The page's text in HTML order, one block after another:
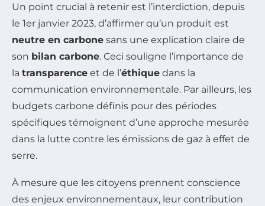
Un point crucial à retenir est l’interdiction, depuis
le 1er janvier 2023, d’affirmer qu’un produit est
neutre en carbone sans une explication claire de
son bilan carbone. Ceci souligne l’importance de
la transparence et de l’éthique dans la
communication environnementale. Par ailleurs, les
budgets carbone définis pour des périodes
spécifiques témoignent d’une approche mesurée
dans la lutte contre les émissions de gaz à effet de
serre.
À mesure que les citoyens prennent conscience
des enjeux environnementaux, leur contribution